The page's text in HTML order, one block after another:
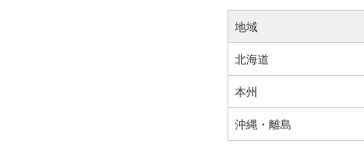
地域
北海道
本州
沖縄・離島